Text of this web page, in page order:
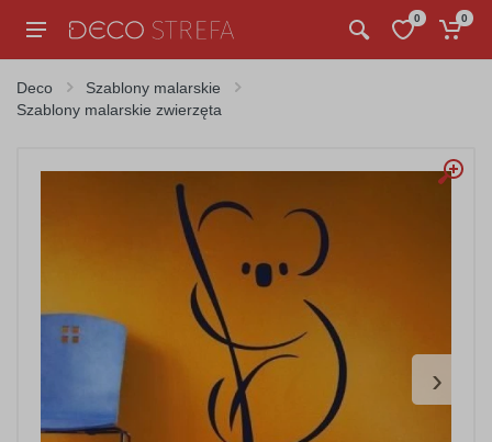
0 0
Deco
Szablony malarskie
Szablony malarskie zwierzęta
›